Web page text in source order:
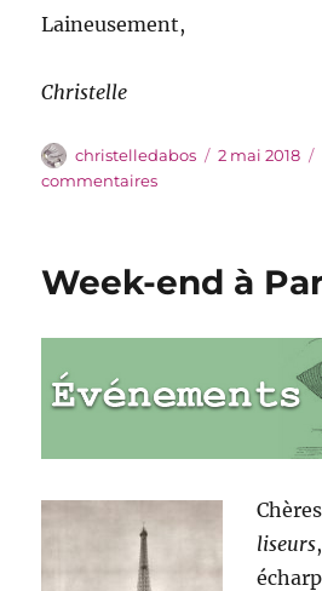
Laineusement,
Christelle
Auteur
christelledabos
Publié
2 mai 2018
commentairessur
Saint-
Week-end à
Chères
liseurs